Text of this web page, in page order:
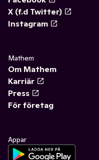
X (f.d Twitter)
Instagram
Mathem
Om Mathem
Karriär
Press
För företag
Appar